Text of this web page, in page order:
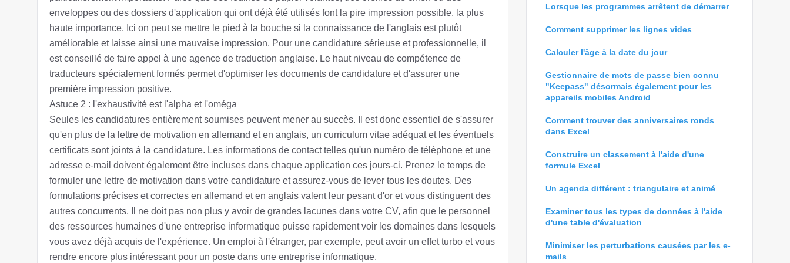
enveloppes ou des dossiers d'application qui ont déjà été utilisés font la pire impression possible. la plus
haute importance. Ici on peut se mettre le pied à la bouche si la connaissance de l'anglais est plutôt
améliorable et laisse ainsi une mauvaise impression. Pour une candidature sérieuse et professionnelle, il
est conseillé de faire appel à une agence de traduction anglaise. Le haut niveau de compétence de
traducteurs spécialement formés permet d'optimiser les documents de candidature et d'assurer une
première impression positive.
Astuce 2 : l'exhaustivité est l'alpha et l'oméga
Seules les candidatures entièrement soumises peuvent mener au succès. Il est donc essentiel de s'assurer
qu'en plus de la lettre de motivation en allemand et en anglais, un curriculum vitae adéquat et les éventuels
certificats sont joints à la candidature. Les informations de contact telles qu'un numéro de téléphone et une
adresse e-mail doivent également être incluses dans chaque application ces jours-ci. Prenez le temps de
formuler une lettre de motivation dans votre candidature et assurez-vous de lever tous les doutes. Des
formulations précises et correctes en allemand et en anglais valent leur pesant d'or et vous distinguent des
autres concurrents. Il ne doit pas non plus y avoir de grandes lacunes dans votre CV, afin que le personnel
des ressources humaines d'une entreprise informatique puisse rapidement voir les domaines dans lesquels
vous avez déjà acquis de l'expérience. Un emploi à l'étranger, par exemple, peut avoir un effet turbo et vous
rendre encore plus intéressant pour un poste dans une entreprise informatique.
Lorsque les programmes arrêtent de démarrer
Comment supprimer les lignes vides
Calculer l'âge à la date du jour
Gestionnaire de mots de passe bien connu
"Keepass" désormais également pour les
appareils mobiles Android
Comment trouver des anniversaires ronds
dans Excel
Construire un classement à l'aide d'une
formule Excel
Un agenda différent : triangulaire et animé
Examiner tous les types de données à l'aide
d'une table d'évaluation
Minimiser les perturbations causées par les e-
mails